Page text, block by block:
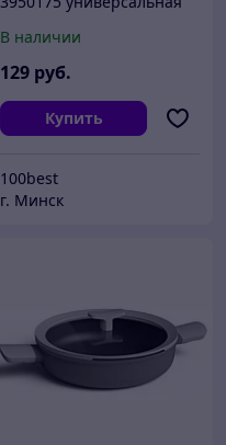
омлета 25 см
В наличии
129 руб.
Купить
100best
г. Минск